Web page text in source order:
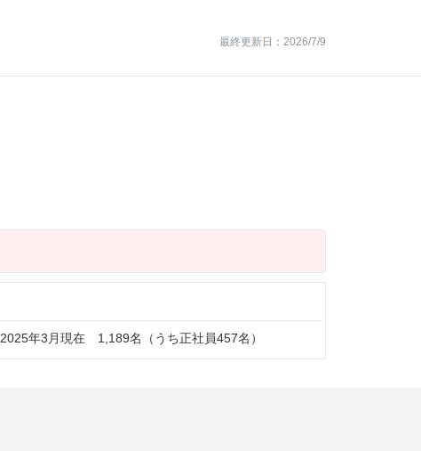
最終更新日：2026/7/9
2025年3月現在 1,189名（うち正社員457名）